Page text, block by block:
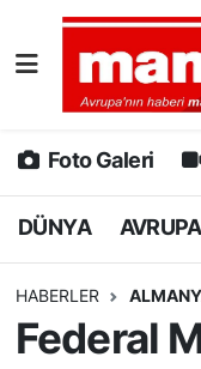
Foto Galeri
DÜNYA AVRUPA
HABERLER
Federal
DÜNYA
AVRUPA
ALMANYA
HAMBURG
Nöbetçi
Hava Durumu
Namaz
Puan